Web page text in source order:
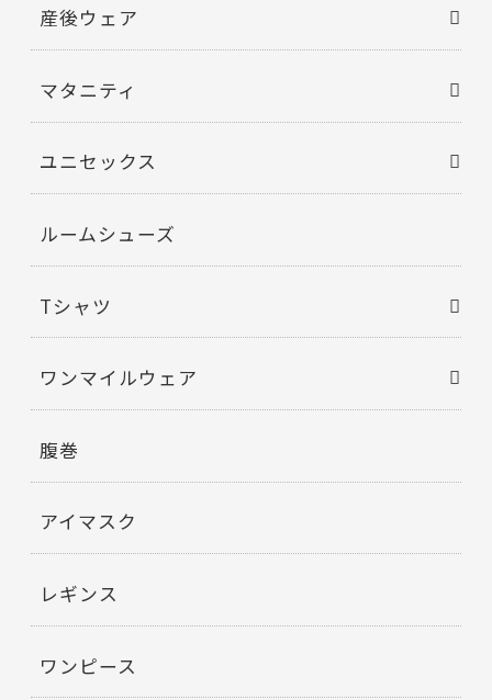
産後ウェア
マタニティ
ユニセックス
ルームシューズ
Tシャツ
ワンマイルウェア
腹巻
アイマスク
レギンス
ワンピース